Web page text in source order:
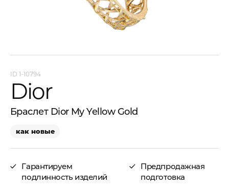
1-10794
Dior
Браслет Dior My Yellow Gold
как новые
Гарантируем
подлинность изделий
Предпродажная
подготовка